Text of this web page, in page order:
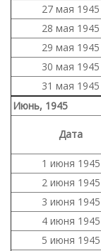
27 мая 1945
28 мая 1945
29 мая 1945
30 мая 1945
31 мая 1945
Июнь, 1945
Дата
1 июня 1945
2 июня 1945
3 июня 1945
4 июня 1945
5 июня 1945